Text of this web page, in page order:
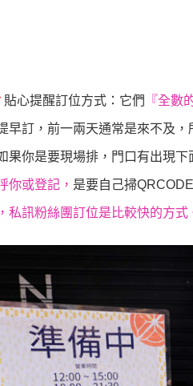
貼心提醒訂位方式：它們 『全數
早訂，前一兩天通常是來不及
果你是要現場排，門口有出現下
你或登記， 是要自己掃
私訊粉絲團訂位是比較快的方式